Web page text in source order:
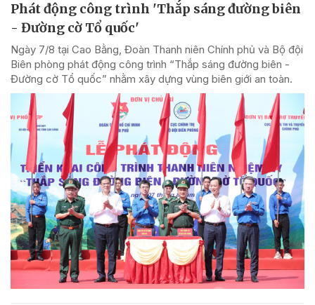
Phát động công trình 'Thắp sáng đường biên
- Đường cờ Tổ quốc'
Ngày 7/8 tại Cao Bằng, Đoàn Thanh niên Chính phủ và Bộ đội
Biên phòng phát động công trình “Thắp sáng đường biên -
Đường cờ Tổ quốc” nhằm xây dựng vùng biên giới an toàn.